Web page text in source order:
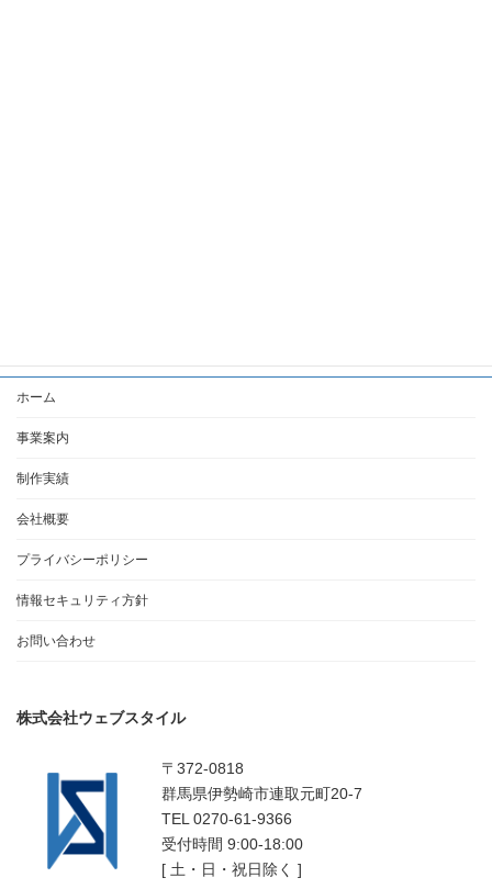
ホーム
事業案内
制作実績
会社概要
プライバシーポリシー
情報セキュリティ方針
お問い合わせ
株式会社ウェブスタイル
〒372-0818
群馬県伊勢崎市連取元町20-7
TEL 0270-61-9366
受付時間 9:00-18:00
[ 土・日・祝日除く ]